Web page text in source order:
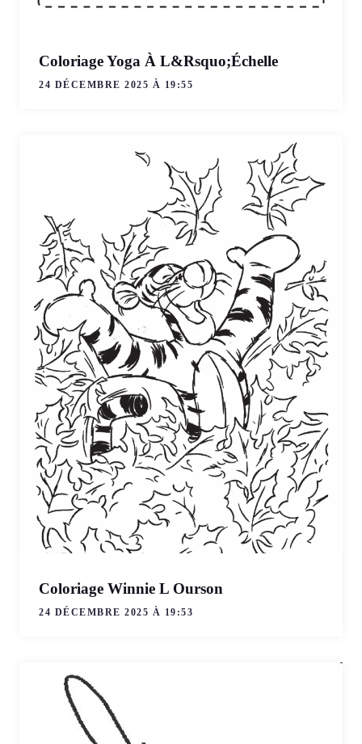
Coloriage Yoga À L&Rsquo;Échelle
24 DÉCEMBRE 2025 À 19:55
Coloriage Winnie L Ourson
24 DÉCEMBRE 2025 À 19:53